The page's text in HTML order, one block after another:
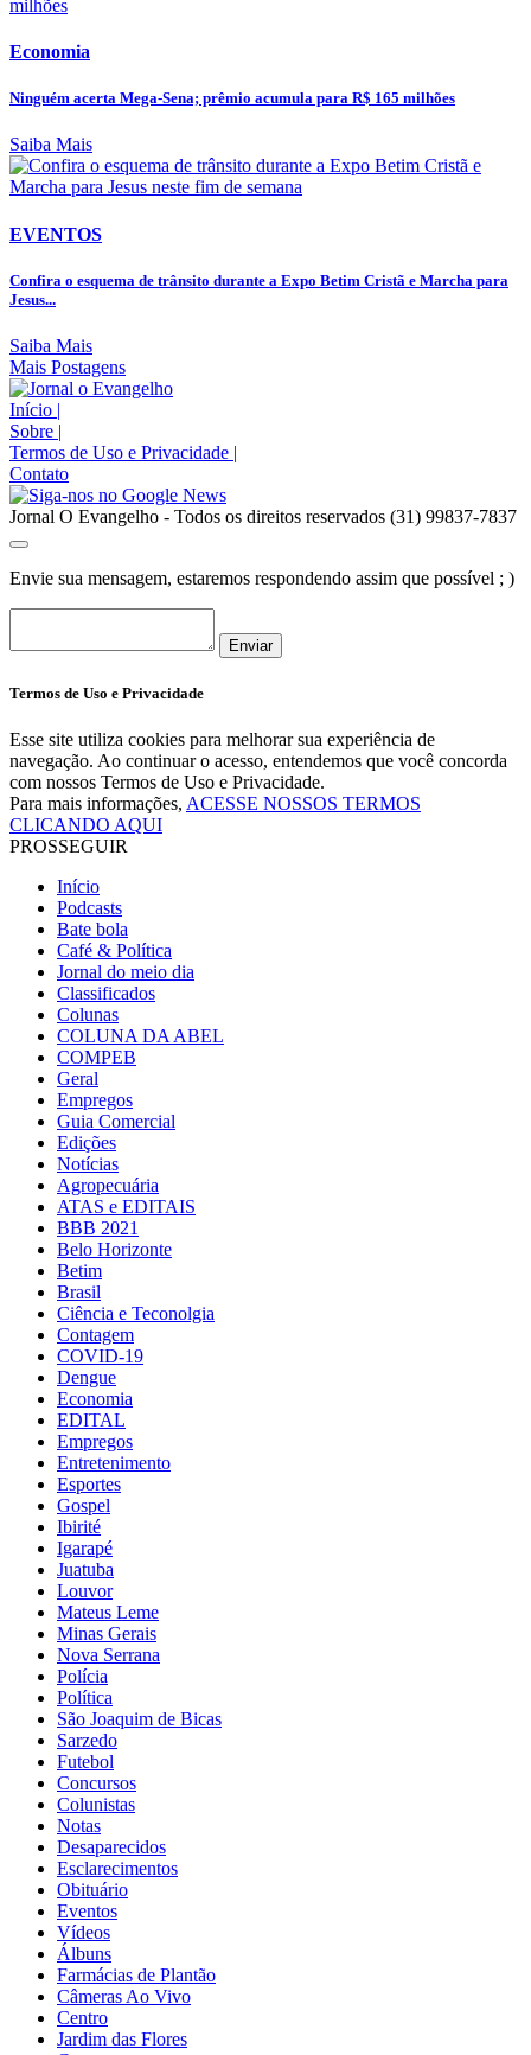
Economia
Ninguém acerta Mega-Sena; prêmio acumula para R$ 165 milhões
Saiba Mais
EVENTOS
Confira o esquema de trânsito durante a Expo Betim Cristã e Marcha para
Jesus...
Saiba Mais
Mais Postagens
Início |
Sobre |
Termos de Uso e Privacidade |
Contato
Jornal O Evangelho - Todos os direitos reservados (31) 99837-7837
Envie sua mensagem, estaremos respondendo assim que possível ; )
Enviar
Termos de Uso e Privacidade
Esse site utiliza cookies para melhorar sua experiência de
navegação. Ao continuar o acesso, entendemos que você concorda
com nossos Termos de Uso e Privacidade.
Para mais informações, ACESSE NOSSOS TERMOS
CLICANDO AQUI
PROSSEGUIR
Início
Podcasts
Bate bola
Café & Política
Jornal do meio dia
Classificados
Colunas
COLUNA DA ABEL
COMPEB
Geral
Empregos
Guia Comercial
Edições
Notícias
Agropecuária
ATAS e EDITAIS
BBB 2021
Belo Horizonte
Betim
Brasil
Ciência e Teconolgia
Contagem
COVID-19
Dengue
Economia
EDITAL
Empregos
Entretenimento
Esportes
Gospel
Ibirité
Igarapé
Juatuba
Louvor
Mateus Leme
Minas Gerais
Nova Serrana
Polícia
Política
São Joaquim de Bicas
Sarzedo
Futebol
Concursos
Colunistas
Notas
Desaparecidos
Esclarecimentos
Obituário
Eventos
Vídeos
Álbuns
Farmácias de Plantão
Câmeras Ao Vivo
Centro
Jardim das Flores